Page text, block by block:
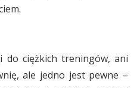
do ciężkich treningów, ani
ale jedno jest pewne –